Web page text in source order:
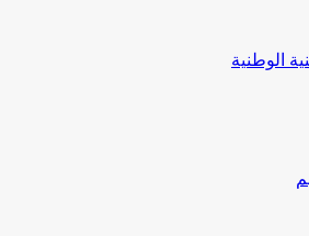
الوطنية